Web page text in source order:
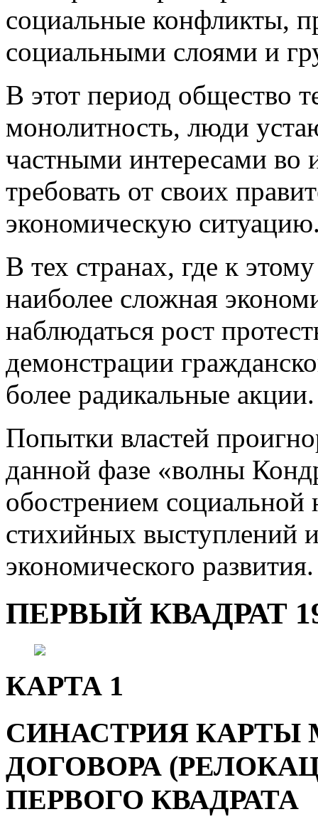
социальные конфликты,
социальными слоями и
В этот период общество
монолитность, люди
частными интересами
требовать от своих
экономическую
В тех странах, где к
наиболее сложная
наблюдаться рост
демонстрации
более радикальные акции.
Попытки властей
данной фазе «волны
обострением социальной
стихийных выступлений
экономического развития.
ПЕРВЫЙ КВАДРАТ
КАРТА 1
СИНАСТРИЯ КАРТЫ
ДОГОВОРА
ПЕРВОГО КВАДРАТА